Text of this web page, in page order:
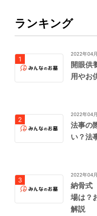
ランキング
2022年04
開眼供
用やお
2022年04
法事の
い？法
2022年04
納骨式
場は？
解説